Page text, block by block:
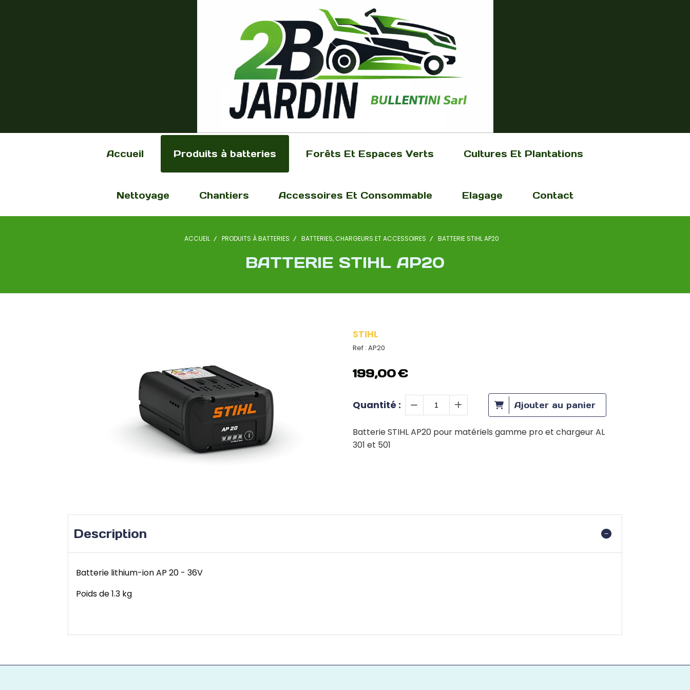
Accueil Produits à batteries Forêts Et Espaces Verts Cultures Et Plantations
Nettoyage Chantiers Accessoires Et Consommable Elagage Contact
ACCUEIL PRODUITS À BATTERIES BATTERIES, CHARGEURS ET ACCESSOIRES BATTERIE STIHL AP20
BATTERIE STIHL AP20
STIHL
Ref : AP20
199,00€
Quantité : Ajouter au panier
Batterie STIHL AP20 pour matériels gamme pro et chargeur AL
301 et 501
Description
Batterie lithium-ion AP 20 - 36V
Poids de 1.3 kg